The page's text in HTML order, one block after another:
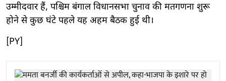
उम्मीदवार हैं, पश्चिम बंगाल विधानसभा चुनाव की मतगणना शुरू
होने से कुछ घंटे पहले यह अहम बैठक हुई थी।
[PY]